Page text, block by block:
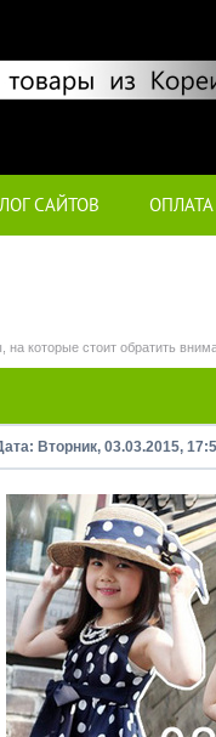
САЙТОВ
на которые стоит обратить
Вторник, 03.03.2015,